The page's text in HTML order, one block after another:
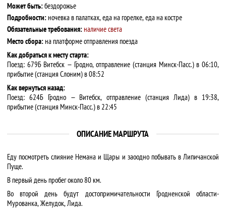
Может быть:бездорожье
Подробности:ночевка в палатках, еда на горелке, еда на костре
Обязательные требования:наличие света
Место сбора:на платформе отправления поезда
Как добраться к месту старта:
Поезд: 679Б Витебск — Гродно, отправление (станция Минск-Пасс.) в 06:10,
прибытие (станция Слоним) в 08:52
Как вернуться назад:
Поезд: 624Б Гродно — Витебск, отправление (станция Лида) в 19:38,
прибытие (станция Минск-Пасс.) в 22:45
ОПИСАНИЕ МАРШРУТА
Еду посмотреть слияние Немана и Щары и заоодно побывать в Липичанской
Пуще.
В первый день пробег около 80 км.
Во второй день будут достопримичательности Гродненской области-
Мурованка, Желудок, Лида.